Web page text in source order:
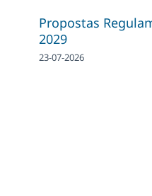
Propostas
2029
23-07-2026